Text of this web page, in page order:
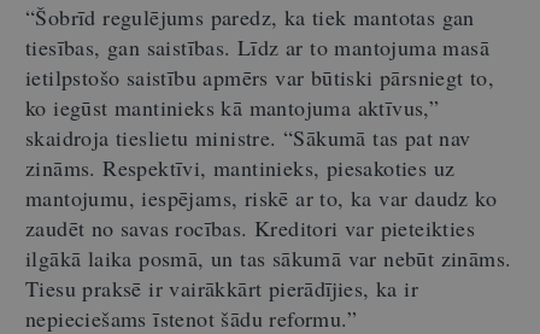
“Šobrīd regulējums paredz, ka tiek mantotas gan
tiesības, gan saistības. Līdz ar to mantojuma masā
ietilpstošo saistību apmērs var būtiski pārsniegt to,
ko iegūst mantinieks kā mantojuma aktīvus,”
skaidroja tieslietu ministre. “Sākumā tas pat nav
zināms. Respektīvi, mantinieks, piesakoties uz
mantojumu, iespējams, riskē ar to, ka var daudz ko
zaudēt no savas rocības. Kreditori var pieteikties
ilgākā laika posmā, un tas sākumā var nebūt zināms.
Tiesu praksē ir vairākkārt pierādījies, ka ir
nepieciešams īstenot šādu reformu.”